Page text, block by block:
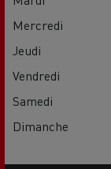
Mercredi
Jeudi
Vendredi
Samedi
Dimanche